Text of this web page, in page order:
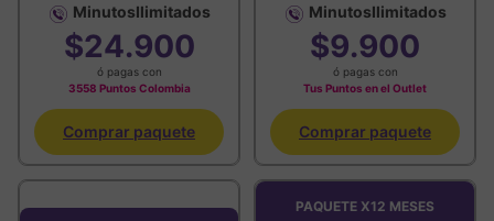
ImageMinutosIlimitados
$24 900
ó pagas con
3558 Puntos Colombia
Comprar paquete
ImageMinutosIlimitados
$9 900
ó pagas con
Tus Puntos en el Outlet
Comprar paquete
PAQUETE X12 MESES